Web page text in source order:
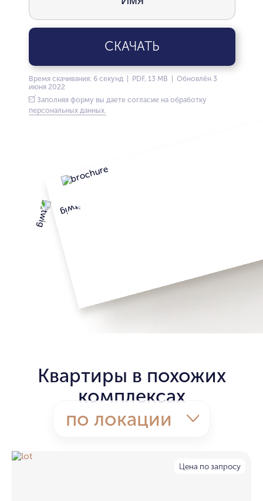
СКАЧАТЬ
Время скачивания: 6 секунд | PDF, 13 MB | Обновлён 3
июня 2022
Заполняя форму вы даете согласие на обработку
персональных данных.
Квартиры в похожих
комплексах
по локации
Цена по запросу